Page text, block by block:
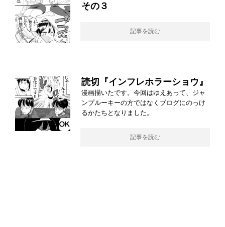
その３
記事を読む
読切『インフレホラーショウ』
漫画描いたです。今回はゆえあって、ジャ
ンプルーキーの方ではなくブログにのっけ
るかたちとなりました。
記事を読む